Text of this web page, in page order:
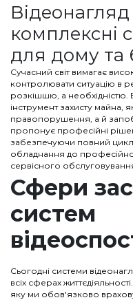
комплексні
для дому та
Сучасний світ вимагає
контролювати ситуацію в
розкішшю, а
інструмент захисту майна,
правопорушення, а й
пропонує професійні
забезпечуючи повний цикл
обладнання до
сервісного
Сфери
систем
Сьогодні системи
всіх сферах
яку ми обов'язково